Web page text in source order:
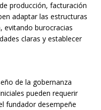
producción, facturación
adaptar las estructuras
evitando burocracias
claras y establecer
de la gobernanza
pueden requerir
fundador desempeñe